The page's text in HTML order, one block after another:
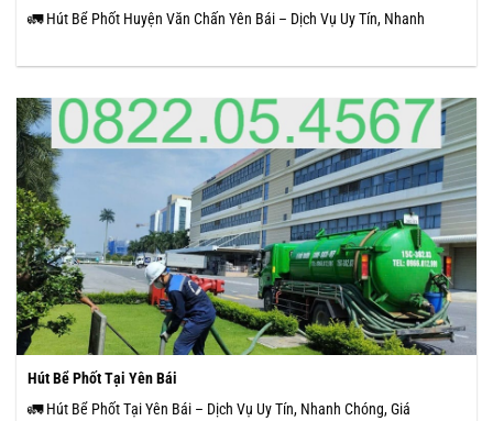
🚛 Hút Bể Phốt Huyện Văn Chấn Yên Bái – Dịch Vụ Uy Tín, Nhanh
Hút Bể Phốt Tại Yên Bái
🚛 Hút Bể Phốt Tại Yên Bái – Dịch Vụ Uy Tín, Nhanh Chóng, Giá